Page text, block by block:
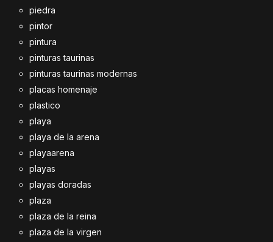
piedra
pintor
pintura
pinturas taurinas
pinturas taurinas modernas
placas homenaje
plastico
playa
playa de la arena
playaarena
playas
playas doradas
plaza
plaza de la reina
plaza de la virgen